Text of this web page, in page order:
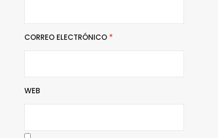
CORREO ELECTRÓNICO *
WEB